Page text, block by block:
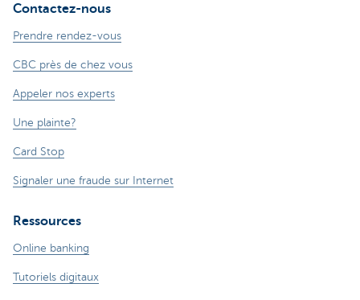
Contactez-nous
Prendre rendez-vous
CBC près de chez vous
Appeler nos experts
Une plainte?
Card Stop
Signaler une fraude sur Internet
Ressources
Online banking
Tutoriels digitaux